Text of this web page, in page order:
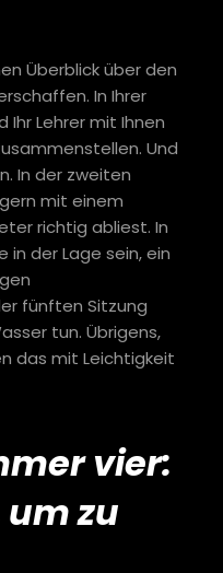
Überblick über den
In Ihrer
Lehrer mit Ihnen
Und
In der zweiten
mit einem
richtig abliest. In
in der Lage sein, ein
fünften Sitzung
tun. Übrigens,
das mit Leichtigkeit
vier:
zu